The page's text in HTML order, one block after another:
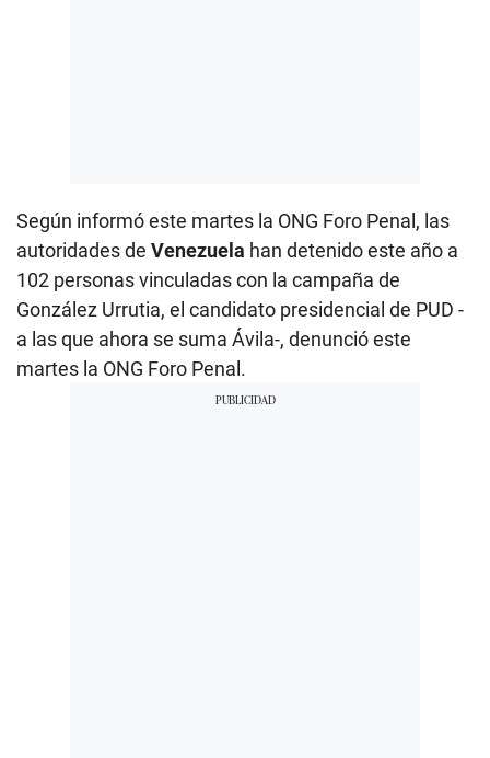
Según informó este martes la ONG Foro Penal, las
autoridades de Venezuela han detenido este año a
102 personas vinculadas con la campaña de
González Urrutia, el candidato presidencial de PUD -
a las que ahora se suma Ávila-, denunció este
martes la ONG Foro Penal.